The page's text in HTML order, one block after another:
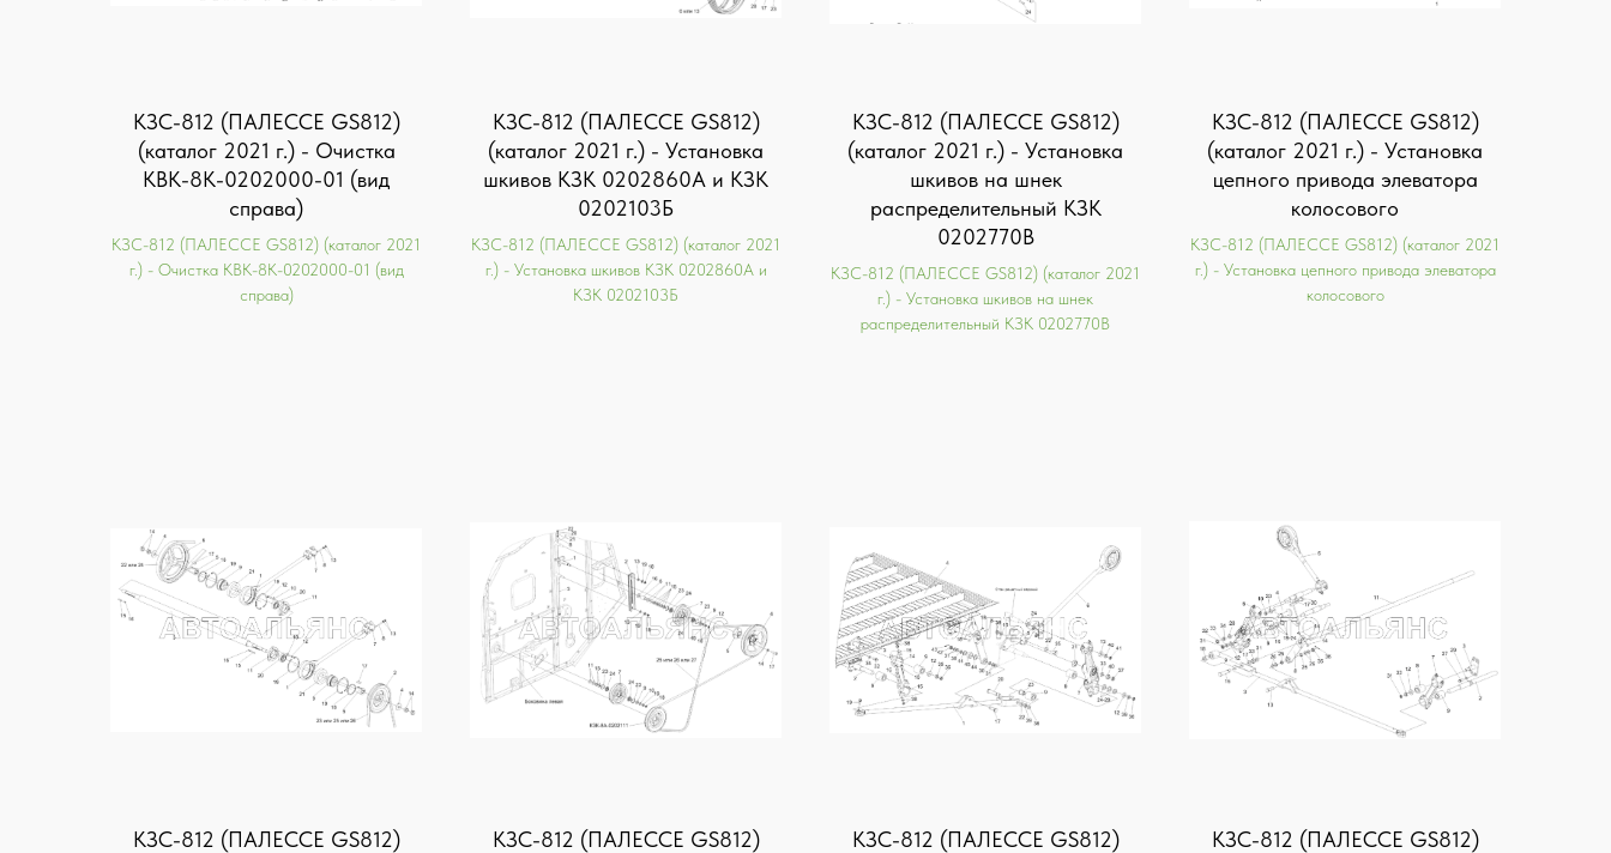
KЗС-812 (ПАЛЕССЕ GS812)
(каталог 2021 г.) - Очистка
КВК-8К-0202000-01 (вид
справа)
KЗС-812 (ПАЛЕССЕ GS812) (каталог 2021
г.) - Очистка КВК-8К-0202000-01 (вид
справа)
KЗС-812 (ПАЛЕССЕ GS812)
(каталог 2021 г.) - Установка
шкивов КЗК 0202860А и КЗК
0202103Б
KЗС-812 (ПАЛЕССЕ GS812) (каталог 2021
г.) - Установка шкивов КЗК 0202860А и
КЗК 0202103Б
KЗС-812 (ПАЛЕССЕ GS812)
(каталог 2021 г.) - Установка
шкивов на шнек
распределительный КЗК
0202770В
KЗС-812 (ПАЛЕССЕ GS812) (каталог 2021
г.) - Установка шкивов на шнек
распределительный КЗК 0202770В
KЗС-812 (ПАЛЕССЕ GS812)
(каталог 2021 г.) - Установка
цепного привода элеватора
колосового
KЗС-812 (ПАЛЕССЕ GS812) (каталог 2021
г.) - Установка цепного привода элеватора
колосового
KЗС-812 (ПАЛЕССЕ GS812)
KЗС-812 (ПАЛЕССЕ GS812)
KЗС-812 (ПАЛЕССЕ GS812)
KЗС-812 (ПАЛЕССЕ GS812)